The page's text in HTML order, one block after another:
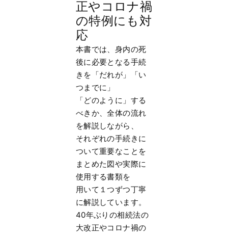
正やコロナ禍
の特例にも対
応
本書では、身内の死
後に必要となる手続
きを「だれが」「い
つまでに」
「どのように」する
べきか、全体の流れ
を解説しながら、
それぞれの手続きに
ついて重要なことを
まとめた図や実際に
使用する書類を
用いて１つずつ丁寧
に解説しています。
40年ぶりの相続法の
大改正やコロナ禍の